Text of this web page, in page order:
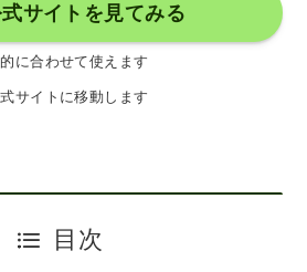
サイトを見てみる
に合わせて使えます
サイトに移動します
目次